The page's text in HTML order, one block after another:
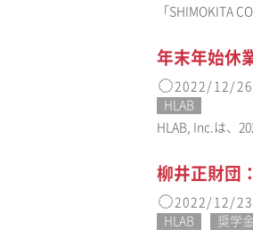
「SHIMOKITA
年末年始休
2022/12/26
HLAB
HLAB, Inc.は、
柳井正財団
2022/12/23
HLAB
奨学